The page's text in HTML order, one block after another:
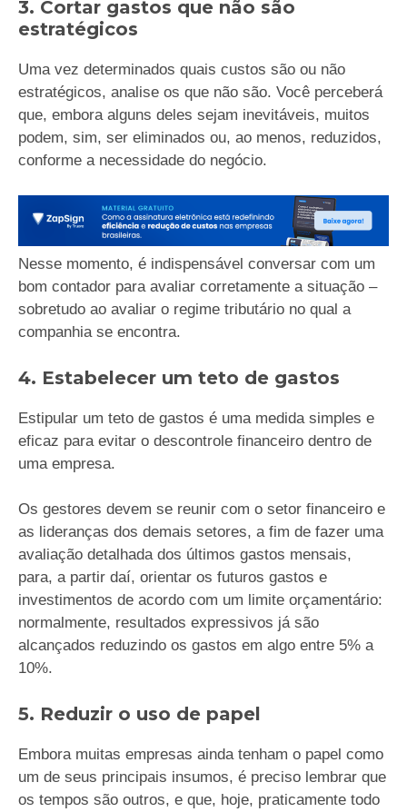
3. Cortar gastos que não são
estratégicos
Uma vez determinados quais custos são ou não
estratégicos, analise os que não são. Você perceberá
que, embora alguns deles sejam inevitáveis, muitos
podem, sim, ser eliminados ou, ao menos, reduzidos,
conforme a necessidade do negócio.
Nesse momento, é indispensável conversar com um
bom contador para avaliar corretamente a situação –
sobretudo ao avaliar o regime tributário no qual a
companhia se encontra.
4. Estabelecer um teto de gastos
Estipular um teto de gastos é uma medida simples e
eficaz para evitar o descontrole financeiro dentro de
uma empresa.
Os gestores devem se reunir com o setor financeiro e
as lideranças dos demais setores, a fim de fazer uma
avaliação detalhada dos últimos gastos mensais,
para, a partir daí, orientar os futuros gastos e
investimentos de acordo com um limite orçamentário:
normalmente, resultados expressivos já são
alcançados reduzindo os gastos em algo entre 5% a
10%.
5. Reduzir o uso de papel
Embora muitas empresas ainda tenham o papel como
um de seus principais insumos, é preciso lembrar que
os tempos são outros, e que, hoje, praticamente todo